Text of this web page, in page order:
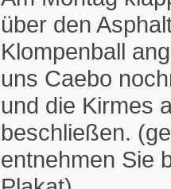
über den
Klompenball
uns Caebo
und die Kirmes
beschließen.
entnehmen Sie